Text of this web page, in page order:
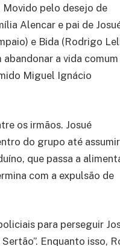
Movido pelo desejo de
Alencar e pai de
e Bida (Rodrigo
a vida comum
Miguel Ignácio
os irmãos. Josué
do grupo até assumir
que passa a
com a expulsão de
para perseguir
Enquanto isso,